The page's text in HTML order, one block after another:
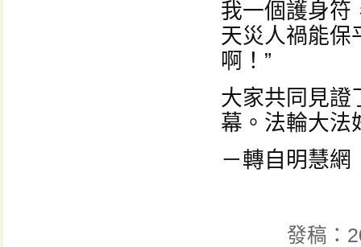
我一個護身符
天災人禍能保
啊！”
大家共同見證
幕。法輪大法
－轉自明慧網
發稿：